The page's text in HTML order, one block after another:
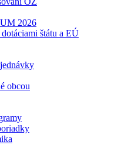
2026
štátu a EÚ
obcou